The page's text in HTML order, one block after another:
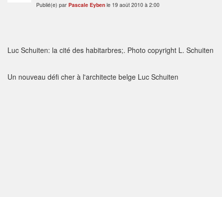
Publié(e) par Pascale Eyben le 19 août 2010 à 2:00
Luc Schuiten: la cité des habitarbres;. Photo copyright L. Schuiten
Un nouveau défi cher à l'architecte belge Luc Schuiten